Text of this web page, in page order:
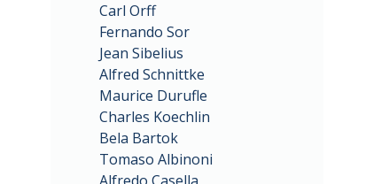
Carl Orff
Fernando Sor
Jean Sibelius
Alfred Schnittke
Maurice Durufle
Charles Koechlin
Bela Bartok
Tomaso Albinoni